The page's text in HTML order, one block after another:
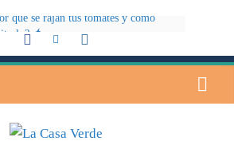
qué se rajan tus tomates y cómo
🍅
para Cumplir con la Nueva Ley de
Animal: ¿Qué Hacer si Tengo
Nueva Ley de Bienestar Animal:
🐦